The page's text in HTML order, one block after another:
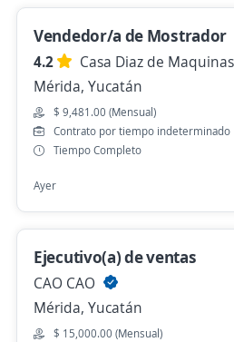
Hace 2 días
Se precisa Urgente
Ejecutivo comercial
4.4
Grupo Tenerife
Mérida, Yucatán
Hace 2 días
Oferta Ejecutivo Comercial
crédito PYME
Importante empresa del sector
Mérida, Yucatán
Vendedor/a de Mostrador
4.2
Casa Diaz de
Mérida, Yucatán
$ 9,481.00 (Mensual)
Contrato por tiempo indeterminado
Tiempo Completo
Ayer
Ejecutivo(a) de ventas
CAO CAO
Mérida, Yucatán
$ 15,000.00 (Mensual)